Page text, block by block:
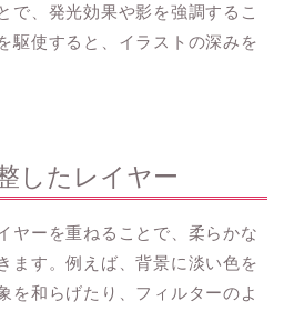
で、発光効果や影を強調するこ
駆使すると、イラストの深みを
したレイヤー
ヤーを重ねることで、柔らかな
ます。例えば、背景に淡い色を
を和らげたり、フィルターのよ